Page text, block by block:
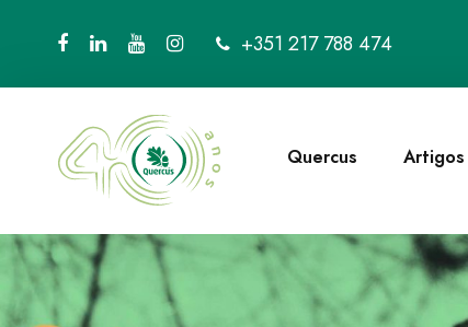
+351 217 788 474
Quercus Artigos